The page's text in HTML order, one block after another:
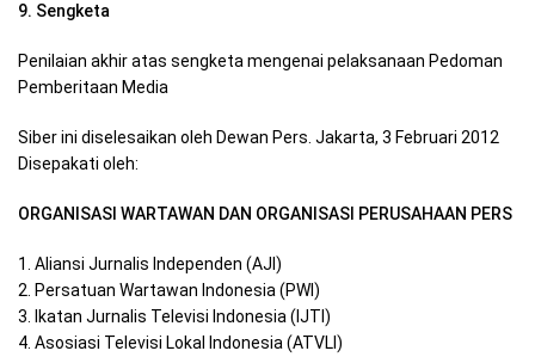
9. Sengketa
Penilaian akhir atas sengketa mengenai pelaksanaan Pedoman
Pemberitaan Media
Siber ini diselesaikan oleh Dewan Pers. Jakarta, 3 Februari 2012
Disepakati oleh:
ORGANISASI WARTAWAN DAN ORGANISASI PERUSAHAAN PERS
1. Aliansi Jurnalis Independen (AJI)
2. Persatuan Wartawan Indonesia (PWI)
3. Ikatan Jurnalis Televisi Indonesia (IJTI)
4. Asosiasi Televisi Lokal Indonesia (ATVLI)